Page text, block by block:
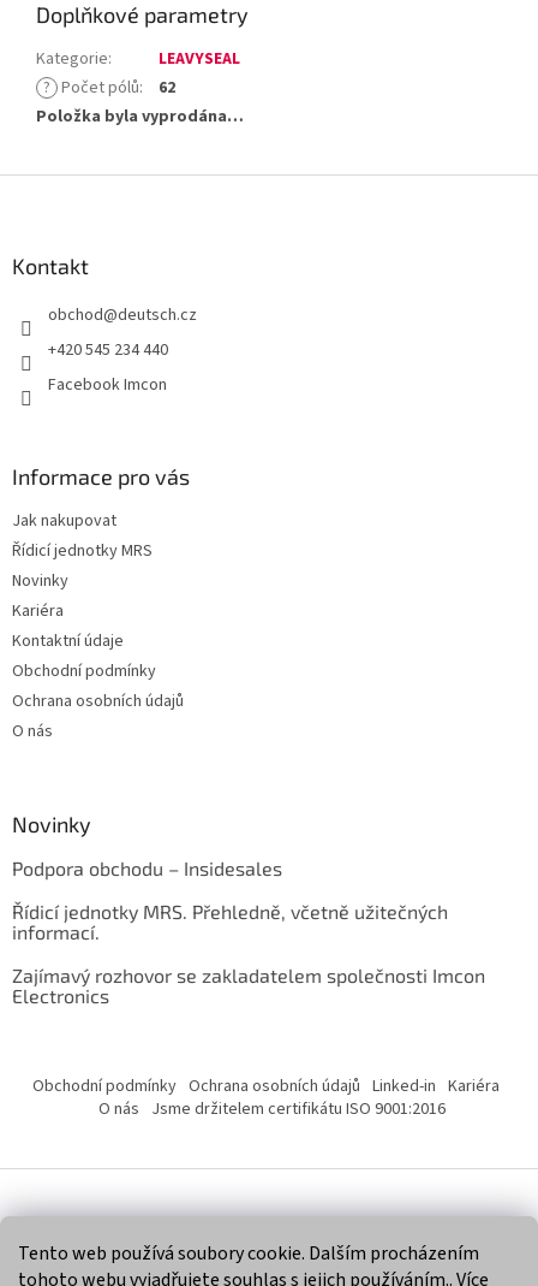
Tento web používá soubory cookie. Dalším procházením
tohoto webu vyjadřujete souhlas s jejich používáním.. Více
Doplňkové parametry
Kategorie:
LEAVYSEAL
? Počet pólů:
62
Položka byla vyprodána…
Kontakt
obchod@deutsch.cz
+420 545 234 440
Facebook Imcon
Informace pro vás
Jak nakupovat
Řídicí jednotky MRS
Novinky
Kariéra
Kontaktní údaje
Obchodní podmínky
Ochrana osobních údajů
O nás
Novinky
Podpora obchodu – Insidesales
Řídicí jednotky MRS. Přehledně, včetně užitečných
informací.
Zajímavý rozhovor se zakladatelem společnosti Imcon
Electronics
Obchodní podmínky Ochrana osobních údajů Linked-in Kariéra
O nás Jsme držitelem certifikátu ISO 9001:2016